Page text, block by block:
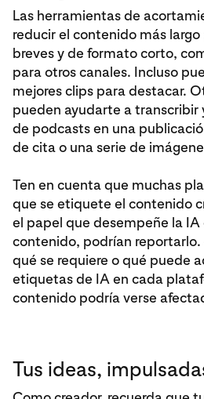
Las herramientas de
reducir el contenido más
breves y de formato corto,
para otros canales. Incluso
mejores clips para destacar.
pueden ayudarte a transcribir
de podcasts en una
de cita o una serie de
Ten en cuenta que muchas
que se etiquete el contenido
el papel que desempeñe la IA
contenido, podrían
qué se requiere o qué puede
etiquetas de IA en cada
contenido podría verse
Tus ideas,